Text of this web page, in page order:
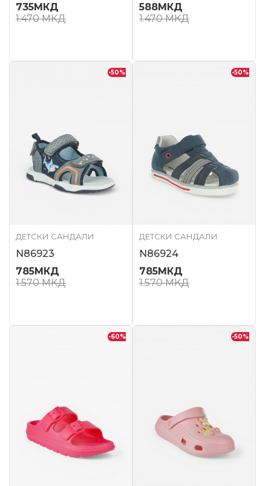
735МКД
1.470МКД
588МКД
1.470МКД
-50%
ДЕТСКИ САНДАЛИ
N86923
785МКД
1.570МКД
-50%
ДЕТСКИ САНДАЛИ
N86924
785МКД
1.570МКД
-60% -50%